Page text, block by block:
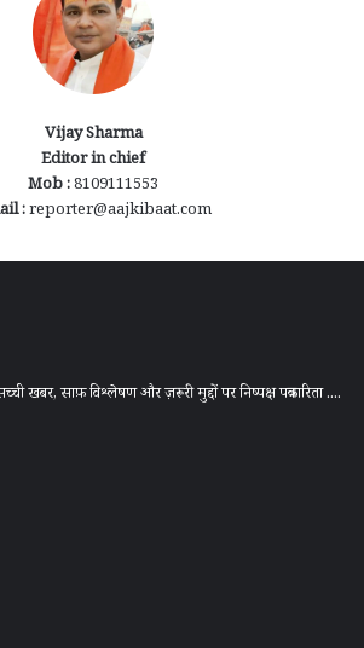
Vijay Sharma
Editor in chief
Mob :8109111553
:reporter@aajkibaat.com
खबर, साफ़ विश्लेषण और ज़रूरी मुद्दों पर निष्पक्ष पत्रकारिता ....